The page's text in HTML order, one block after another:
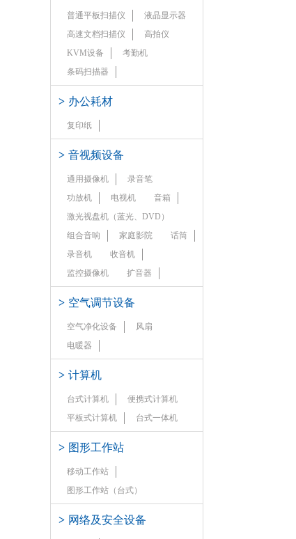
普通平板扫描仪
液晶显示器
高速文档扫描仪
高拍仪
KVM设备
考勤机
条码扫描器
> 办公耗材
复印纸
> 音视频设备
通用摄像机
录音笔
功放机
电视机
音箱
激光视盘机（蓝光、DVD）
组合音响
家庭影院
话筒
录音机
收音机
监控摄像机
扩音器
> 空气调节设备
空气净化设备
风扇
电暖器
> 计算机
台式计算机
便携式计算机
平板式计算机
台式一体机
> 图形工作站
移动工作站
图形工作站（台式）
> 网络及安全设备